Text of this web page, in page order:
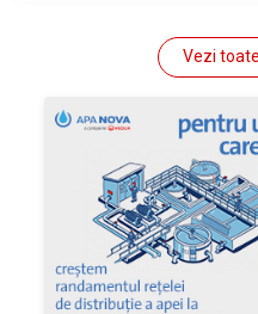
Vezi